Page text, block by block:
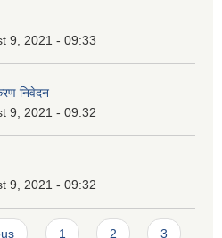
9, 2021 - 09:33
निवेदन
9, 2021 - 09:32
9, 2021 - 09:32
1 2 3